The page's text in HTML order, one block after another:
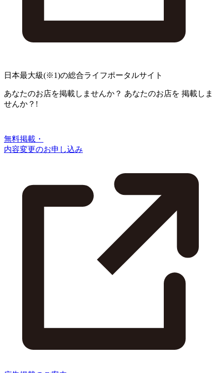
日本最大級(※1)の総合ライフポータルサイト
あなたのお店を掲載しませんか？ あなたのお店を 掲載しま
せんか？!
無料掲載・
内容変更のお申し込み